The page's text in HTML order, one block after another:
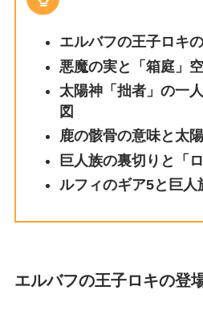
エルバフの王子ロキ
悪魔の実と「箱庭」
太陽神「拙者」の一
図
鹿の骸骨の意味と太
巨人族の裏切りと「
ルフィのギア5と巨人
エルバフの王子ロキの登